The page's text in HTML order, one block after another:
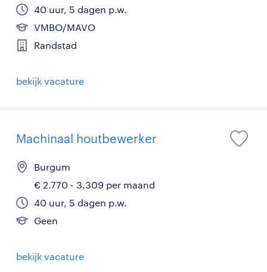
40 uur, 5 dagen p.w.
VMBO/MAVO
Randstad
bekijk vacature
Machinaal houtbewerker
Burgum
€ 2.770 - 3.309 per maand
40 uur, 5 dagen p.w.
Geen
bekijk vacature